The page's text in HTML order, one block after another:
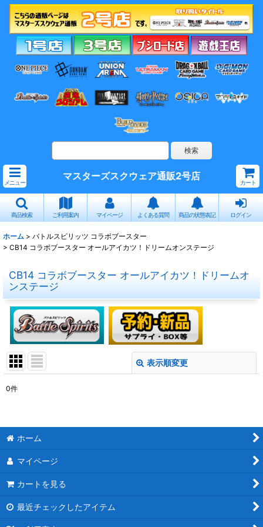
メニュー
マスターズスクウェア通販2号店
カート
商品検索 ご利用案内 マイページ よくある質問 商品の状態表記 ログイン
ホーム > バトルスピリッツ コラボブースター
> CB14 コラボブースター オールアイカツ！ドリームオンステージ
CB14 コラボブースター オールアイカツ！ドリームオ
ンステージ
表示順変更
表示数
0件
ホーム
マイページ
カートを見る
最近チェックしたアイテム